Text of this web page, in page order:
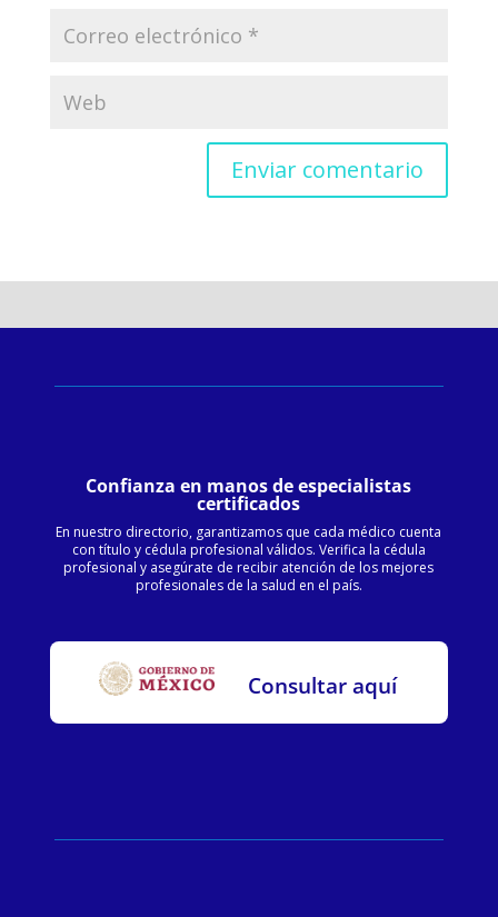
Confianza en manos de especialistas
certificados
En nuestro directorio, garantizamos que cada médico cuenta
con título y cédula profesional válidos. Verifica la cédula
profesional y asegúrate de recibir atención de los mejores
profesionales de la salud en el país.
Consultar aquí